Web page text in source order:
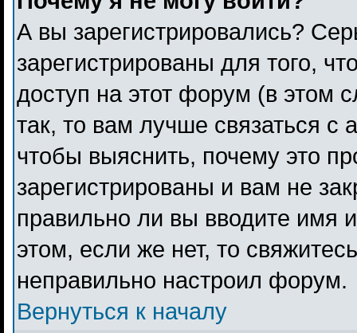
А вы зарегистрировались?
зарегистрированы для того,
доступ на этот форум (в этом
так, то вам лучше связаться
чтобы выяснить, почему это
зарегистрированы и вам не
правильно ли вы вводите имя
этом, если же нет, то
неправильно настроил форум.
Вернуться к началу